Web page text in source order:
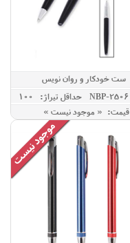
ست خودکار و روان نویس
حداقل تيراژ: 100
قیمت: « موجود نیست »